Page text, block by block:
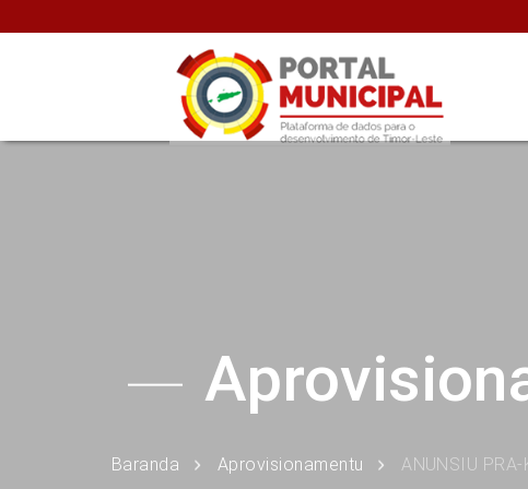
Baranda Aprovisionamentu ANUNSIU